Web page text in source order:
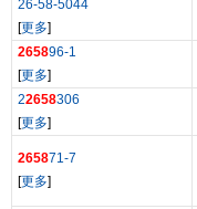
26-58-5044
[更多]
265896-1
[更多]
22658306
[更多]
265871-7
[更多]